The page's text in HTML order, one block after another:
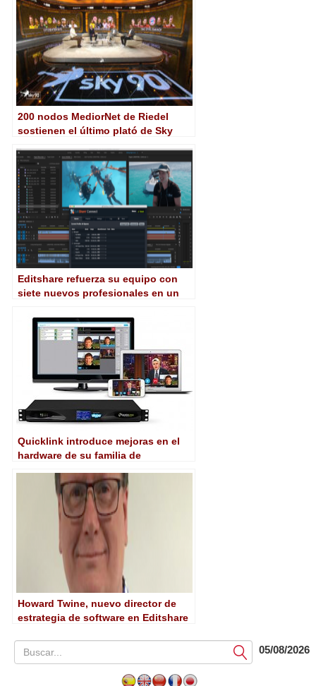
200 nodos MediorNet de Riedel
sostienen el último plató de Sky
Editshare refuerza su equipo con
siete nuevos profesionales en un
Quicklink introduce mejoras en el
hardware de su familia de
Howard Twine, nuevo director de
estrategia de software en Editshare
Submit05/08/2026